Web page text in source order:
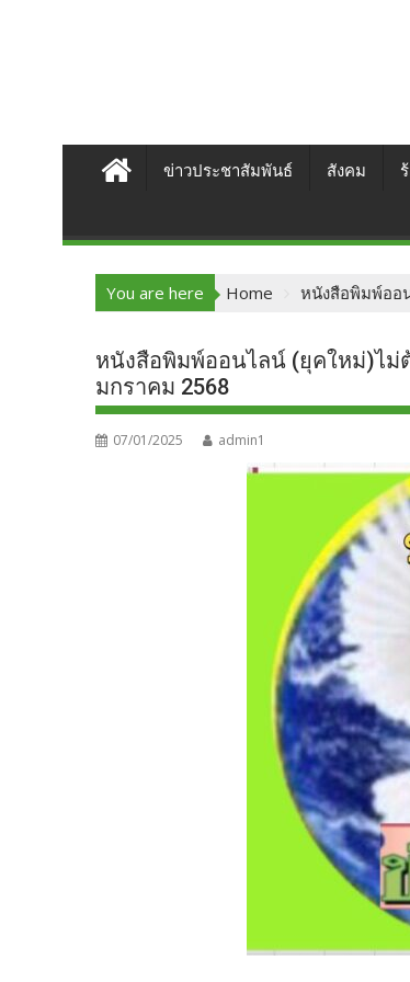
ข่าวประชาสัมพันธ์ สังคม
You are here Home หนังสือพิมพ์ออ
หนังสือพิมพ์ออนไลน์ (ยุคใหม่)ไม่
มกราคม 2568
07/01/2025 admin1